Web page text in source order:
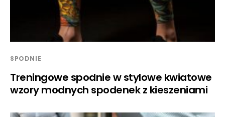
SPODNIE
Treningowe spodnie w stylowe kwiatowe
wzory modnych spodenek z kieszeniami